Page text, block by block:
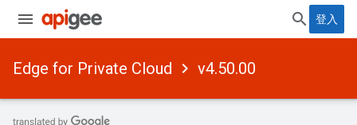
登入
Edge for Private Cloud v4.50.00